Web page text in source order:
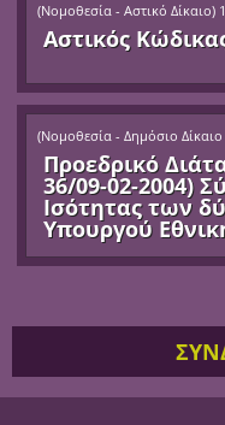
(Νομοθεσία - Αστικό Δίκαιο)
Αστικός
(Νομοθεσία - Δημόσιο Δίκαιο
Προεδρικό
36/09-02-2004)
Ισότητας των
Υπουργού